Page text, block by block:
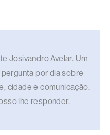
Josivandro Avelar. Um
por dia sobre
cidade e comunicação.
lhe responder.